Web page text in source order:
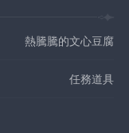
熱騰騰的文心豆腐
任務道具